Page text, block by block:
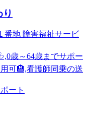
番地 障害福祉サービ
歳～64歳までサポー
可🏨,看護師同乗の送
ート